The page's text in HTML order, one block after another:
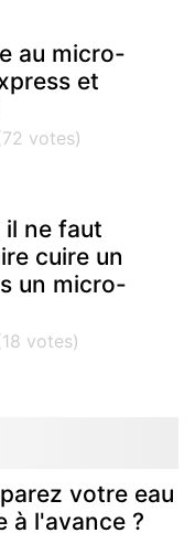
au micro-
et
il ne faut
cuire un
un micro-
votre eau
à l'avance ?